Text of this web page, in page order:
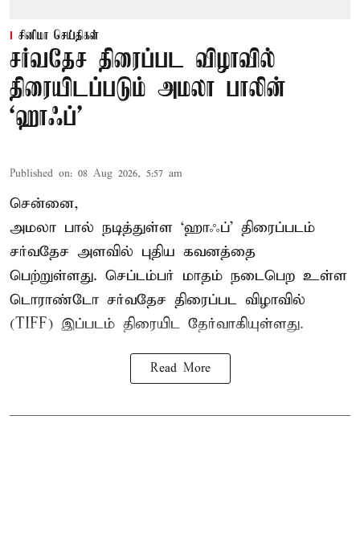
சினிமா செய்திகள்
சர்வதேச திரைப்பட விழாவில்
திரையிடப்படும் அமலா பாலின்
‘ஹாஃப்’
Published on: 08 Aug 2026, 5:57 am
சென்னை,
அமலா பால் நடித்துள்ள ‘ஹாஃப்’ திரைப்படம்
சர்வதேச அளவில் புதிய கவனத்தை
பெற்றுள்ளது. செப்டம்பர் மாதம் நடைபெற உள்ள
டொராண்டோ சர்வதேச திரைப்பட விழாவில்
(TIFF) இப்படம் திரையிட தேர்வாகியுள்ளது.
Read More